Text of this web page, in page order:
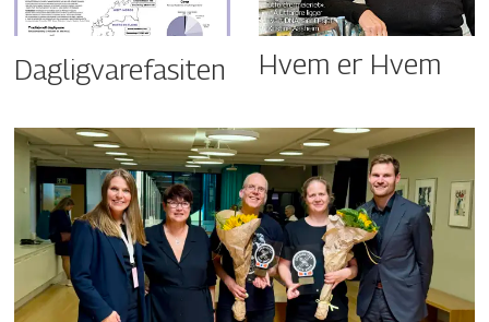
Dagligvarefasiten Hvem er Hvem